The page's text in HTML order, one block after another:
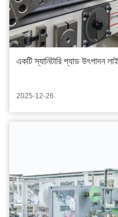
একটি স্যানিটারি প্যাড উৎপাদন
2025-12-26